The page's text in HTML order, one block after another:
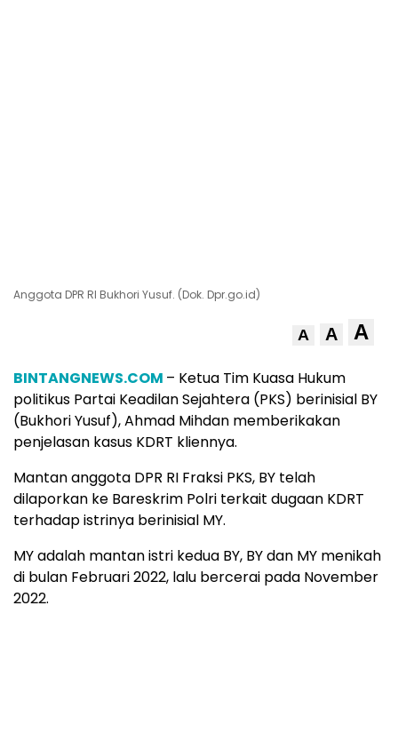
Anggota DPR RI Bukhori Yusuf. (Dok. Dpr.go.id)
A A A
BINTANGNEWS.COM – Ketua Tim Kuasa Hukum
politikus Partai Keadilan Sejahtera (PKS) berinisial BY
(Bukhori Yusuf), Ahmad Mihdan memberikakan
penjelasan kasus KDRT kliennya.
Mantan anggota DPR RI Fraksi PKS, BY telah
dilaporkan ke Bareskrim Polri terkait dugaan KDRT
terhadap istrinya berinisial MY.
MY adalah mantan istri kedua BY, BY dan MY menikah
di bulan Februari 2022, lalu bercerai pada November
2022.